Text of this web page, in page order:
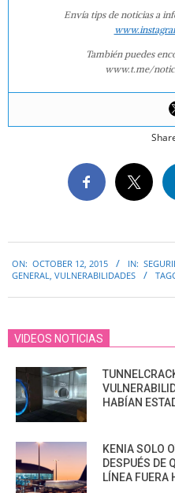
Envía tips de noticias a
También puedes
www.t.me/
10-
ON: OCTOBER 12, 2015 IN:
GENERAL, VULNERABILIDADES
VIDEOS NOTICIAS
HABÍAN
KENIA SOLO
DESPUÉS DE
LÍNEA FUERA